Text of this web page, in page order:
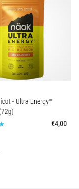
- Ultra Energy™
€4,00